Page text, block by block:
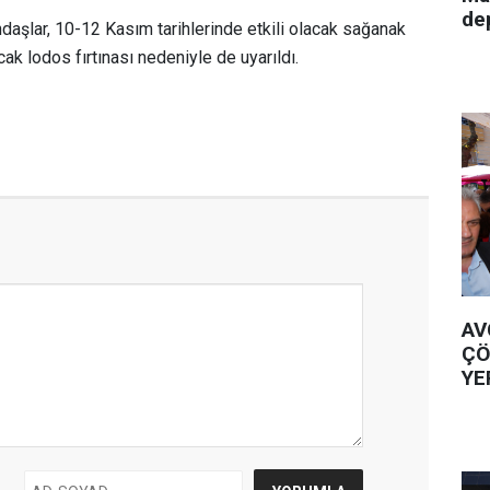
10-12 Kasım tarihlerinde etkili olacak sağanak
lodos fırtınası nedeniyle de uyarıldı.